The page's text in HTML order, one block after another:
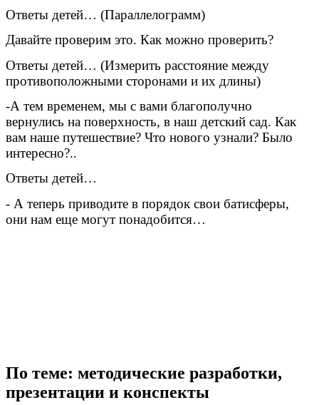
Ответы детей… (Параллелограмм)
Давайте проверим это. Как можно проверить?
Ответы детей… (Измерить расстояние между
противоположными сторонами и их длины)
-А тем временем, мы с вами благополучно
вернулись на поверхность, в наш детский сад. Как
вам наше путешествие? Что нового узнали? Было
интересно?..
Ответы детей…
- А теперь приводите в порядок свои батисферы,
они нам еще могут понадобится…
По теме: методические разработки,
презентации и конспекты